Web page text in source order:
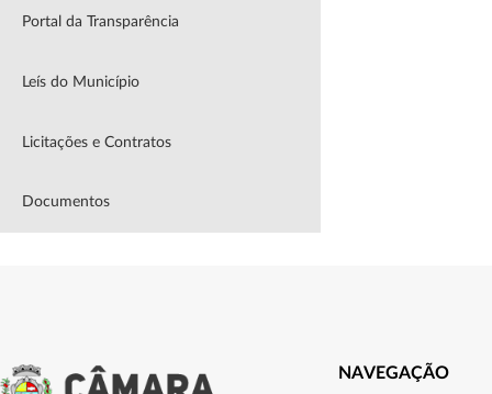
Portal da Transparência
Leís do Município
Licitações e Contratos
Documentos
NAVEGAÇÃO